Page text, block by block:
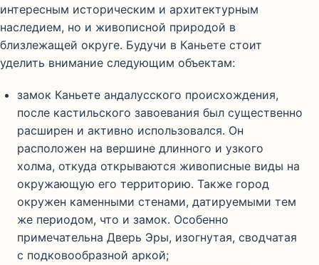
интересным историческим и архитектурным
наследием, но и живописной природой в
близлежащей округе. Будучи в Каньете стоит
уделить внимание следующим объектам:
замок Каньете андалусского происхождения,
после кастильского завоевания был существенно
расширен и активно использовался. Он
расположен на вершине длинного и узкого
холма, откуда открываются живописные виды на
окружающую его территорию. Также город
окружен каменными стенами, датируемыми тем
же периодом, что и замок. Особенно
примечательна Дверь Эры, изогнутая, сводчатая
с подковообразной аркой;